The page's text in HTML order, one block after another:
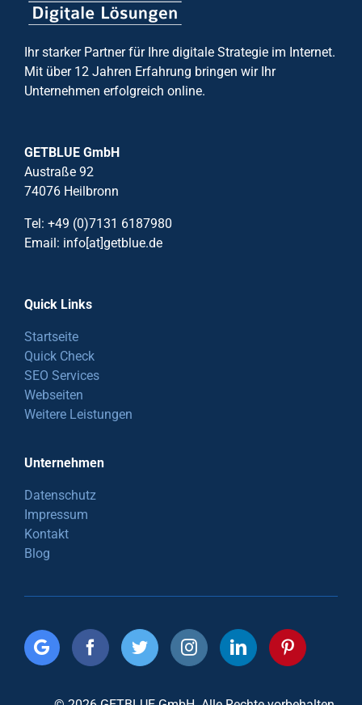
Ihr starker Partner für Ihre digitale Strategie im Internet.
Mit über 12 Jahren Erfahrung bringen wir Ihr
Unternehmen erfolgreich online.
GETBLUE GmbH
Austraße 92
74076 Heilbronn
Tel: +49 (0)7131 6187980
Email: info[at]getblue.de
Quick Links
Startseite
Quick Check
SEO Services
Webseiten
Weitere Leistungen
Unternehmen
Datenschutz
Impressum
Kontakt
Blog